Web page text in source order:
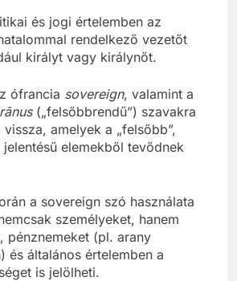
és jogi értelemben az
rendelkező vezetőt
királyt vagy királynőt.
ófrancia sovereign, valamint a
(„felsőbbrendű”) szavakra
amelyek a „felsőbb”,
jelentésű elemekből tevődnek
a sovereign szó használata
személyeket, hanem
pénznemeket (pl. arany
és általános értelemben a
is jelölheti.